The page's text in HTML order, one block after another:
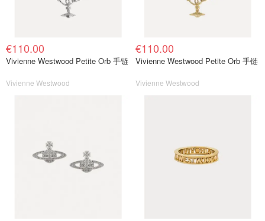
€110.00
Vivienne Westwood Petite Orb 手链
Vivienne Westwood
€110.00
Vivienne Westwood Petite Orb 手链
Vivienne Westwood